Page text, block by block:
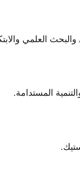
العلمي
المستدامة.